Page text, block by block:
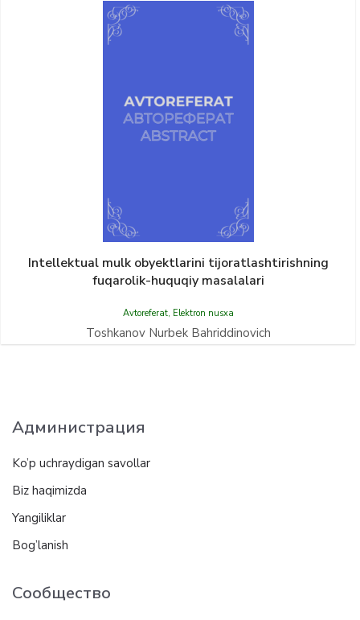
Intellektual mulk obyektlarini tijoratlashtirishning
fuqarolik-huquqiy masalalari
Avtoreferat, Elektron nusxa
Toshkanov Nurbek Bahriddinovich
Администрация
Ko’p uchraydigan savollar
Biz haqimizda
Yangiliklar
Bog’lanish
Сообщество